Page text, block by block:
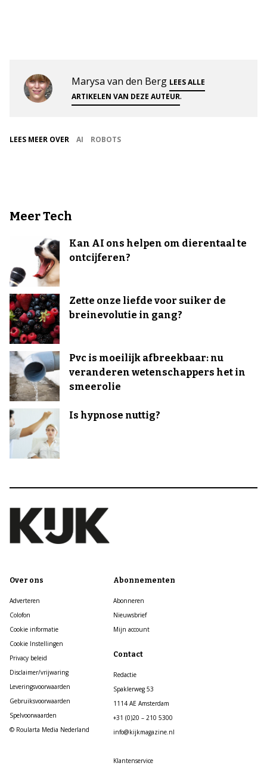
Marysa van den Berg LEES ALLE
ARTIKELEN VAN DEZE AUTEUR.
LEES MEER OVER AI ROBOTS
Meer Tech
Kan AI ons helpen om dierentaal te
ontcijferen?
Zette onze liefde voor suiker de
breinevolutie in gang?
Pvc is moeilijk afbreekbaar: nu
veranderen wetenschappers het in
smeerolie
Is hypnose nuttig?
Over ons
Adverteren
Colofon
Cookie informatie
Cookie Instellingen
Privacy beleid
Disclaimer/vrijwaring
Leveringsvoorwaarden
Gebruiksvoorwaarden
Spelvoorwaarden
© Roularta Media Nederland
Abonnementen
Abonneren
Nieuwsbrief
Mijn account
Contact
Redactie
Spaklerweg 53
1114 AE Amsterdam
+31 (0)20 – 210 5300
info@kijkmagazine.nl
Klantenservice